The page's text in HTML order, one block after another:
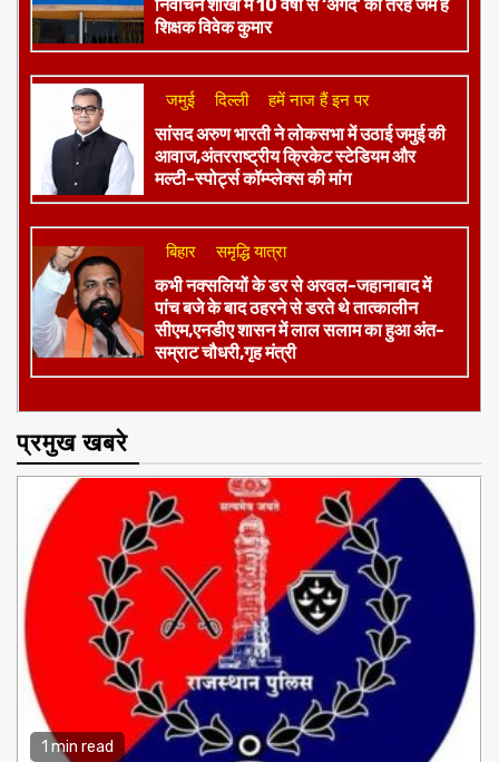
निर्वाचन शाखा में 10 वर्षों से ‘अंगद’ की तरह जमे हैं
शिक्षक विवेक कुमार
जमुई दिल्ली हमें नाज हैं इन पर
​सांसद अरुण भारती ने लोकसभा में उठाई जमुई की
आवाज,अंतरराष्ट्रीय क्रिकेट स्टेडियम और
मल्टी-स्पोर्ट्स कॉम्प्लेक्स की मांग
बिहार समृद्धि यात्रा
कभी नक्सलियों के डर से अरवल-जहानाबाद में
पांच बजे के बाद ठहरने से डरते थे तात्कालीन
सीएम,एनडीए शासन में लाल सलाम का हुआ अंत-
सम्राट चौधरी,गृह मंत्री
प्रमुख खबरे
1 min read